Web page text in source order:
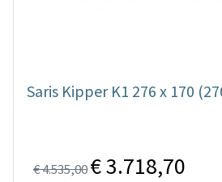
Saris Kipper K1 276 x 170
€ 4.535,00€ 3.718,70